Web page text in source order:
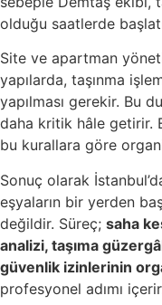
olduğu saatlerde
Site ve apartman
yapılarda, taşınma
yapılması gerekir. Bu
daha kritik hâle getirir.
bu kurallara göre
Sonuç olarak
eşyaların bir yerden
değildir. Süreç; saha
analizi, taşıma
güvenlik izinlerinin
profesyonel adımı